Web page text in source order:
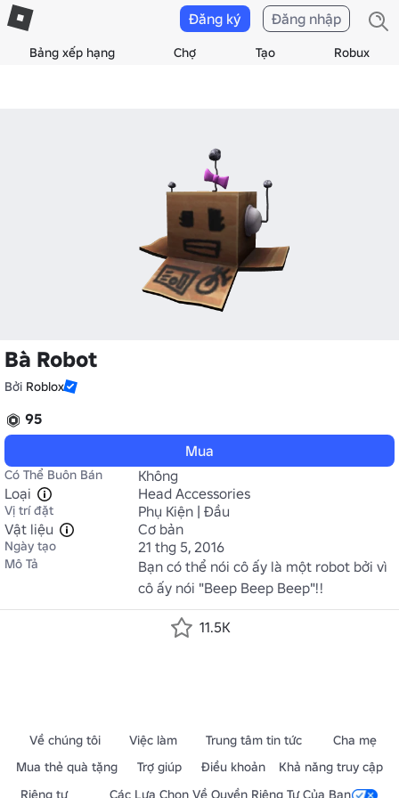
Bảng xếp hạng Chợ Tạo Robux
Đăng ký Đăng nhập
Bà Robot
Bởi Roblox
95
Mua
Có Thể Buôn Bán
Không
Loại
Head Accessories
Vị trí đặt
Phụ Kiện | Đầu
Vật liệu
Cơ bản
Ngày tạo 21 thg 5, 2016
Mô Tả
Bạn có thể nói cô ấy là một robot bởi vì
cô ấy nói "Beep Beep Beep"!!
11.5K
Về chúng tôi Việc làm Trung tâm tin tức
Cha mẹ
Mua thẻ quà tặng
Trợ giúp Điều khoản
Khả năng truy cập
Riêng tư
Các Lựa Chọn Về Quyền Riêng Tư Của Bạn